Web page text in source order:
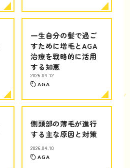
一生自分の髪で過ご
すために増毛とAGA
治療を戦略的に活用
する知恵
2026.04.12
AGA
側頭部の薄毛が進行
する主な原因と対策
2026.04.10
AGA